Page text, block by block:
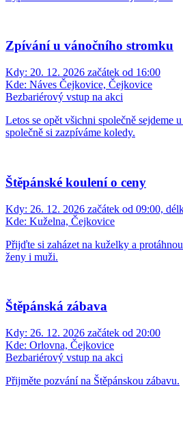
Zpívání u vánočního stromku
Kdy: 20. 12. 2026 začátek od 16:00
Kde: Náves Čejkovice, Čejkovice
Bezbariérový vstup na akci
Letos se opět všichni společně sejdeme
společně si zazpíváme koledy.
Štěpánské koulení o ceny
Kdy: 26. 12. 2026 začátek od 09:00,
Kde: Kuželna, Čejkovice
Přijďte si zaházet na kuželky a
ženy i muži.
Štěpánská zábava
Kdy: 26. 12. 2026 začátek od 20:00
Kde: Orlovna, Čejkovice
Bezbariérový vstup na akci
Přijměte pozvání na Štěpánskou zábavu.